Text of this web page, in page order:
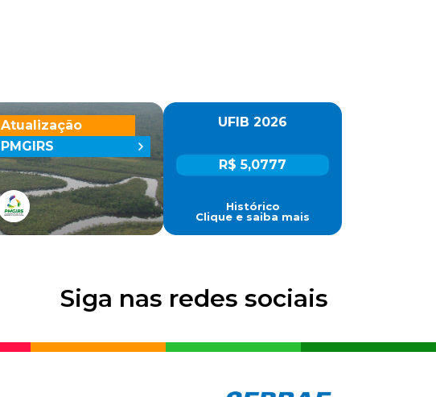
UFIB 2026
R$ 5,0777
Histórico
Clique e saiba mais
Atualização
PMGIRS
Siga nas redes sociais